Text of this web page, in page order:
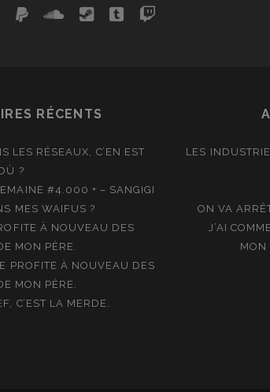
paypalsoundcloud
steamtumblrtwitch
RÉCENTS
LES RÉSEAUX, C’EN EST
?
#4.000 + – SANGIGI
MES WAIFUS ?
À NOUVEAU DES
MON PÈRE.
PROFITE À NOUVEAU DES
MON PÈRE.
C’EST LA MERDE.
LES
ON VA
J’AI
MON